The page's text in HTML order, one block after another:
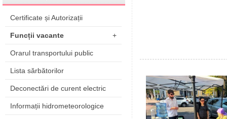
Certificate și Autorizații
Funcții vacante +
Orarul transportului public
Lista sărbătorilor
Deconectări de curent electric
Informații hidrometeorologice